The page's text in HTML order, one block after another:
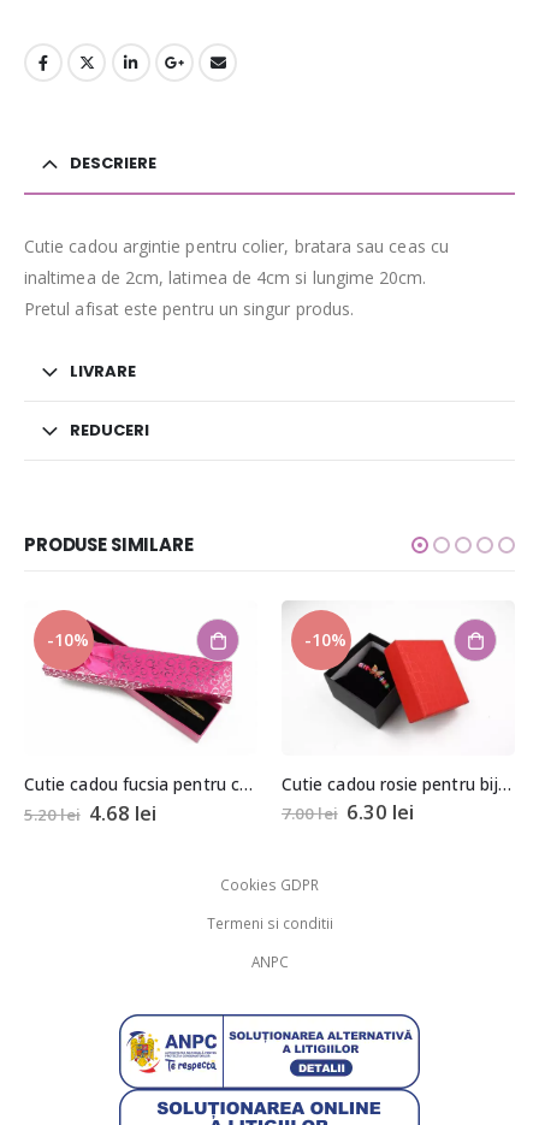
DESCRIERE
Cutie cadou argintie pentru colier, bratara sau ceas cu
inaltimea de 2cm, latimea de 4cm si lungime 20cm.
Pretul afisat este pentru un singur produs.
LIVRARE
REDUCERI
PRODUSE SIMILARE
-10%
Cutie cadou fucsia pentru colier, bratara sau ceas 2×4,5×20,5cm
5.20lei 4.68 lei
-10%
Cutie cadou rosie pentru bijuterii cu pernita 5,5x8x8,5cm
7.00lei 6.30 lei
Cookies GDPR
Termeni si conditii
ANPC